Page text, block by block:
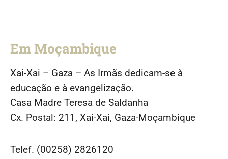
Em Moçambique
Xai-Xai – Gaza – As Irmãs dedicam-se à
educação e à evangelização.
Casa Madre Teresa de Saldanha
Cx. Postal: 211, Xai-Xai, Gaza-Moçambique
Telef. (00258) 2826120